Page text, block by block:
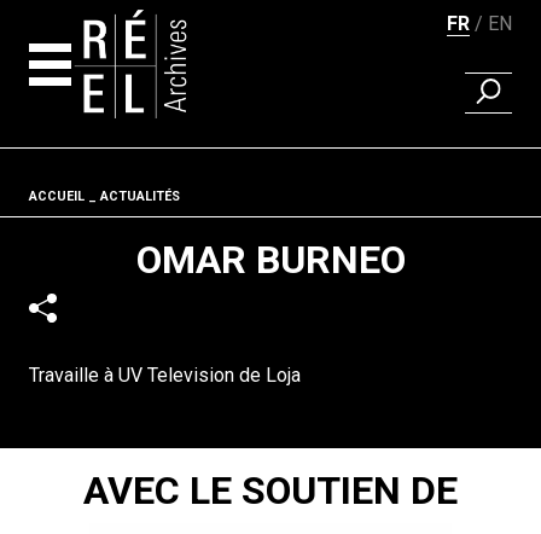
FR EN
Fil d'ariane
ACCUEIL ACTUALITÉS
OMAR BURNEO
Travaille à UV Television de Loja
AVEC LE SOUTIEN DE